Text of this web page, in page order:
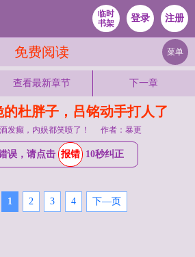
临时
书架
登录 注册
免费阅读 菜单
查看最新章节 下一章
的杜胖子，吕铭动手打人了
发癫，内娱都笑喷了！ 作者：暴更
误，请点击 报错 10秒纠正
1 2 3 4 下—页